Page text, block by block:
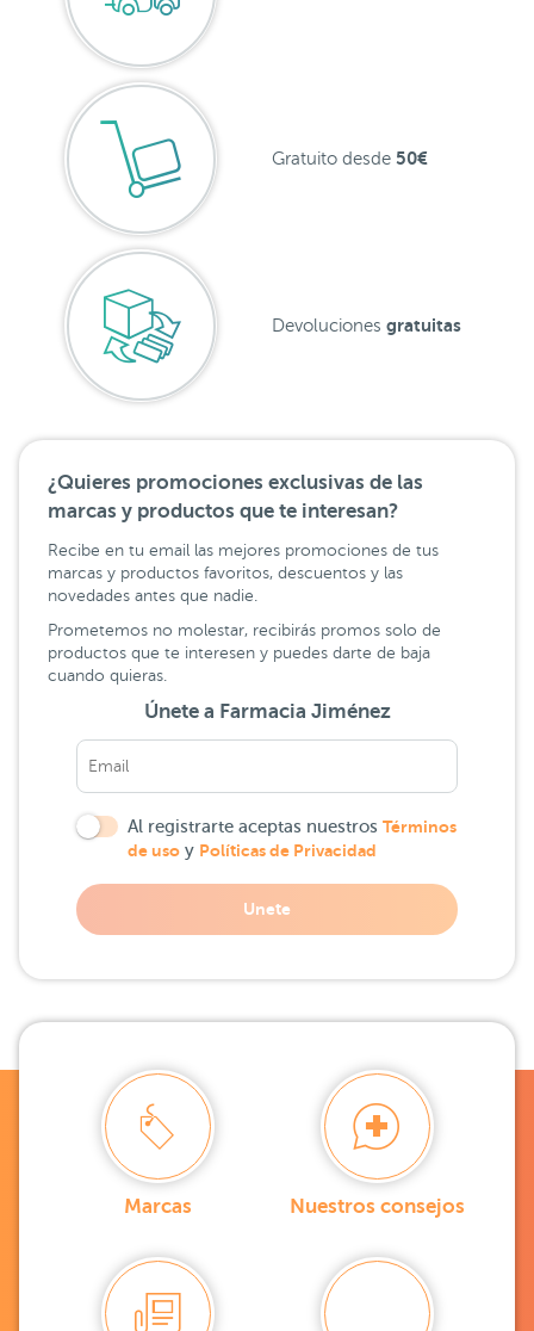
Gratuito desde 50€
Devoluciones gratuitas
¿Quieres promociones exclusivas de las
marcas y productos que te interesan?
Recibe en tu email las mejores promociones de tus
marcas y productos favoritos, descuentos y las
novedades antes que nadie.
Prometemos no molestar, recibirás promos solo de
productos que te interesen y puedes darte de baja
cuando quieras.
Únete a Farmacia Jiménez
Al registrarte aceptas nuestros Términos
de uso y Políticas de Privacidad
Unete
Marcas Nuestros consejos